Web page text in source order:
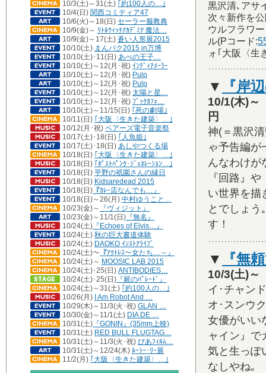
10/3(土)～31(土) ｢約100人の…｣
10/4(日) 関西コミティア47
10/6(火)～18(日) セーラー服教典
10/9(金)～ ﾘﾄﾙｳｨｯﾁｱｶﾃﾞﾐｱ 魔法…
10/9(金)～17(土) 蒼い人形展2015
10/10(土) まんパク2015 in万博
10/10(土)･11(日) あべの王子…
10/10(土)～12(月･祝) ｲﾝﾃﾞｨｱﾒｰﾗｰ
10/10(土)～12(月･祝) Pulp
10/10(土)～12(月･祝) Pulp
10/10(土)～12(月･祝) 太陽と星…
10/10(土)～12(月･祝) ﾌﾞｯｸｶﾌｪ…
10/10(土)～11/15(日) ｢死の劇場｣
10/11(日) ｢大阪〈生きた建築〉…｣
10/12(月･祝) ベアーズ電子音楽祭
10/17(土)･18(日) ｢人魚姫｣
10/17(土)･18(日) あしやつくる場
10/18(日) ｢大阪〈生きた建築〉…｣
10/18(日) ｢ﾎﾟｽﾄﾊﾟﾝｸ･ｼﾞｪﾈﾚｰｼｮﾝ…｣
10/18(日) 平野の祇園さんの縁日
10/18(日) Kidsaredead 2015
10/18(日) 『ｶﾚｰ店なんでも…』
10/18(日)～26(月) 中村ゆうこと…
10/23(金)～
『ヴィジット』
10/23(金)～11/1(日) 『無名』
10/24(土) 『Echoes of Elvis…』
10/24(土) 秋の巨大書道体験
10/24(土) DAOKO ｲﾝｽﾄｱﾗｲﾌﾞ
10/24(土)～ 『ｱｸﾄﾚｽ～女たち…～』
10/24(土)～ MOOSIC LAB 2015
10/24(土)･25(日) ANTIBODIES…
10/24(土)･25(日) 『屍のﾊﾟﾚｰﾄﾞ』
10/24(土)～31(土) ｢約100人の…｣
10/26(月) I Am Robot And …
10/29(木)～11/3(火･祝) GLAN …
10/30(金)～11/1(土) DIA DE …
10/31(土) 『GONIN』(35mm上映)
10/31(土) RED BULL FLUGTAG…
10/31(土)～11/3(火･祝) ぴあﾌｨﾙﾑ…
10/31(土)～12/24(木) ﾙｰｼｰ･ﾘｰ展
11/2(月) ｢大阪〈生きた建築〉…｣
黒沢清､アサ
次々新作を
ウルフラワ
ル(Pコード:
ォ｢大阪〈生
▼ 『岸
10/1(木)
円
神(＝黒沢
ゃ予告編が
んなわけが
『回路』
い世界を描
とでしょう
す！
▼ 『無
10/3(土)
イ･チャン
オ･スンウ
女優がいい
ャイン』で
気と生っぽ
なしやね｡